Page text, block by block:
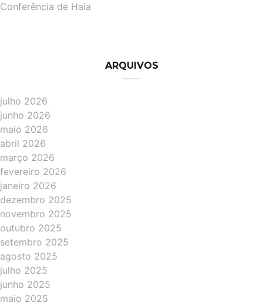
Conferência de Haia
ARQUIVOS
julho 2026
junho 2026
maio 2026
abril 2026
março 2026
fevereiro 2026
janeiro 2026
dezembro 2025
novembro 2025
outubro 2025
setembro 2025
agosto 2025
julho 2025
junho 2025
maio 2025